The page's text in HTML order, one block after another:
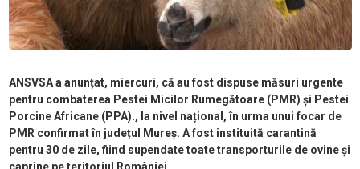
ANSVSA a anunțat, miercuri, că au fost dispuse măsuri urgente
pentru combaterea Pestei Micilor Rumegătoare (PMR) și Pestei
Porcine Africane (PPA)., la nivel național, în urma unui focar de
PMR confirmat în județul Mureș. A fost instituită carantină
pentru 30 de zile, fiind supendate toate transporturile de ovine și